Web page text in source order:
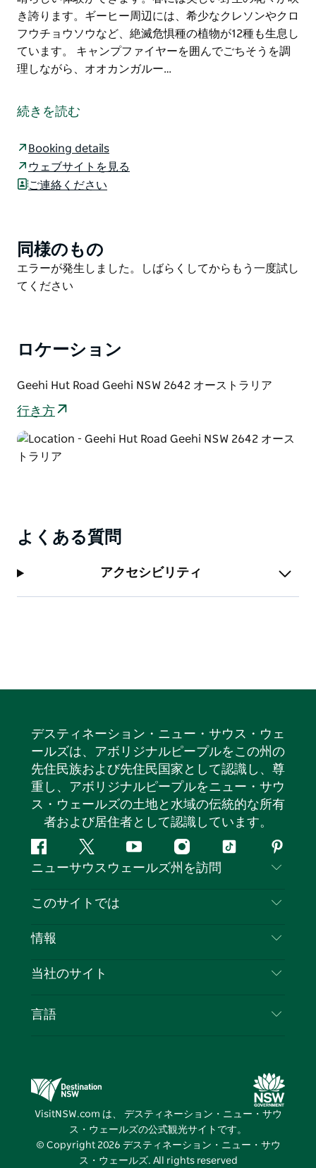
き誇ります。ギーヒー周辺には、希少なクレソンやクロ
フウチョウソウなど、絶滅危惧種の植物が12種も生息し
ています。 キャンプファイヤーを囲んでごちそうを調
理しながら、オオカンガルー…
位置し、カンコバンの南、風光明媚なアルパイン・ウェ
イから4WDトレイルを経由してアクセスできます。
水辺にテントを張ったら、ゆったりとくつろぎながら、
スノーウィー山脈の高山の峰々を望む絶景をお楽しみく
ださい。アクティブな気分なら、オールド・ギーヒー・
バイクで行くか、4WDでギーヒー・ウォールズ・トレ
イルを散策するのも良いでしょう。
オールド・ギーヒー・キャンプ場は、夏は川で泳いだり
しい野生の花々が咲き誇ります。ギーヒー周辺には、希
植物が12種も生息しています。
キャンプファイヤーを囲んでごちそうを調理しながら、
ンバット、オポッサムなど、地元の野生動物を観察しま
しょう。夜明けと夕暮れ時は、川でカモノハシを見つけ
続きを読む
Booking details
ウェブサイトを見る
ご連絡ください
Product
List
同様のもの
Product
List
エラーが発生しました。しばらくしてからもう一度試し
てください
ロケーション
Geehi Hut Road Geehi NSW 2642 オーストラリア
行き方
よくある質問
アクセシビリティ
デスティネーション・ニュー・サウス・ウェ
ールズは、アボリジナルピープルをこの州の
先住民族および先住民国家として認識し、尊
重し、アボリジナルピープルをニュー・サウ
ス・ウェールズの土地と水域の伝統的な所有
者および居住者として認識しています。
フ
ェ
ス
ッ
ツ
イ
タ
ユ
ー
イ
ン
テ
ピ
ン
レ
ト
ニューサウスウェールズ州を訪問
お問い合わせ
クッキーに関する通知
このサイトでは
目的地
イベント
情報
旅行情報
NSWでのビジネス
当社のサイト
デスティネーション・ニュー・サウス・ウェール
ズメディアセンター
ビビッド・シドニー
言語
VisitNSW.com は、 デスティネーション・ニュー・サウ
ス・ウェールズの公式観光サイトです。
© Copyright 2026 デスティネーション・ニュー・サウ
ス・ウェールズ. All rights reserved